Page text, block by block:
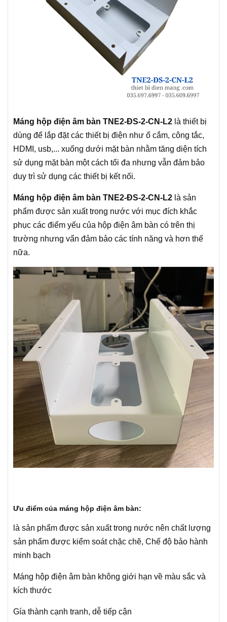
Máng hộp điện âm bàn TNE2-ĐS-2-CN-L2 là thiết bị
dùng để lắp đặt các thiết bị điện như ổ cắm, công tắc,
HDMI, usb,... xuống dưới mặt bàn nhằm tăng diện tích
sử dụng mặt bàn một cách tối đa nhưng vẫn đảm bảo
duy trì sử dụng các thiết bị kết nối.
Máng hộp điện âm bàn TNE2-ĐS-2-CN-L2 là sản
phẩm được sản xuất trong nước với mục đích khắc
phục các điểm yếu của hộp điện âm bàn có trên thị
trường nhưng vẩn đảm bảo các tính năng và hơn thế
nữa.
Ưu điểm của máng hộp điện âm bàn:
là sản phẩm được sản xuất trong nước nên chất lượng
sản phẩm được kiểm soát chặc chẽ, Chế độ bảo hành
minh bạch
Máng hộp điện âm bàn không giới hạn về màu sắc và
kích thước
Gía thành cạnh tranh, dễ tiếp cận